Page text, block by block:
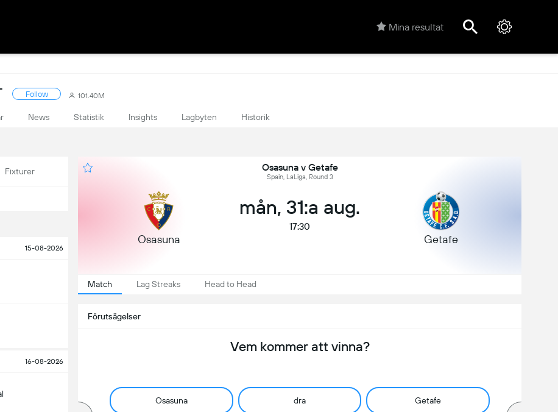
Mina resultat
Follow 101.40M
News Statistik Insights Lagbyten Historik
Fixturer
15-08-2026
16-08-2026
Osasuna v Getafe
Spain, LaLiga, Round 3
Osasuna
mån, 31:a aug.
17:30
Getafe
Match Lag Streaks Head to Head
Förutsägelser
Vem kommer att vinna?
Osasuna dra Getafe